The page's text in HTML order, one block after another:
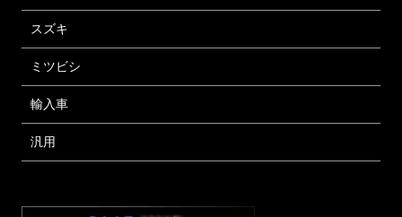
スズキ
ミツビシ
輸入車
汎用